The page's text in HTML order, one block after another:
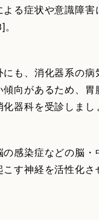
る症状や意識障害
も、消化器系の病
向があるため、胃
器科を受診しまし
の感染症などの脳
す神経を活性化さ